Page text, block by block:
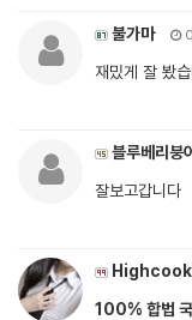
불가마
재밌게 잘 봤
블루베리붕
잘보고갑니다
100% 합법